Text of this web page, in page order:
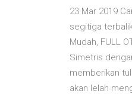
23 Mar 2019
segitiga
Mudah, FULL
Simetris
memberikan
akan lelah